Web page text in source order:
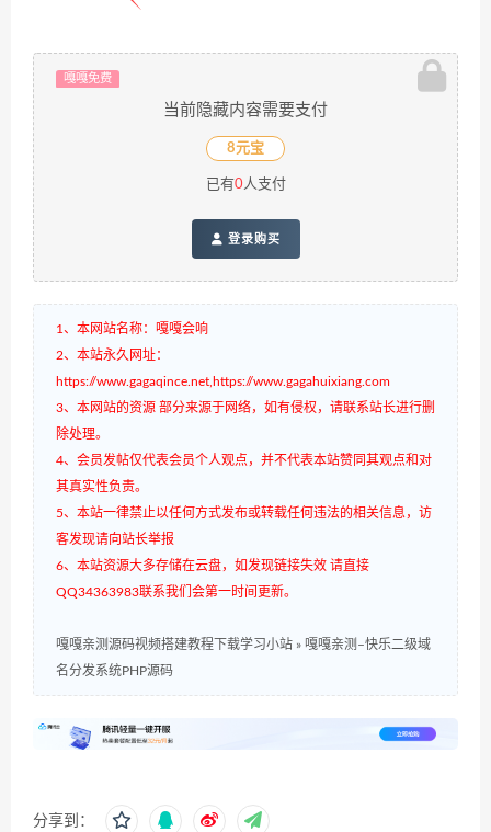
嘎嘎免费
当前隐藏内容需要支付
8元宝
已有0人支付
登录购买
1、本网站名称：嘎嘎会响
2、本站永久网址：
https://www.gagaqince.net,https://www.gagahuixiang.com
3、本网站的资源 部分来源于网络，如有侵权，请联系站长进行删
除处理。
4、会员发帖仅代表会员个人观点，并不代表本站赞同其观点和对
其真实性负责。
5、本站一律禁止以任何方式发布或转载任何违法的相关信息，访
客发现请向站长举报
6、本站资源大多存储在云盘，如发现链接失效 请直接
QQ34363983联系我们会第一时间更新。
嘎嘎亲测源码视频搭建教程下载学习小站 » 嘎嘎亲测–快乐二级域
名分发系统PHP源码
分享到：